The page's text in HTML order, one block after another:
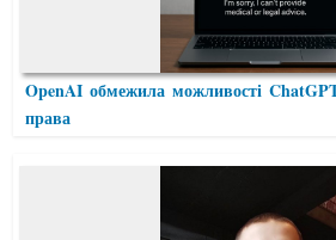
OpenAI обмежила можливості
права